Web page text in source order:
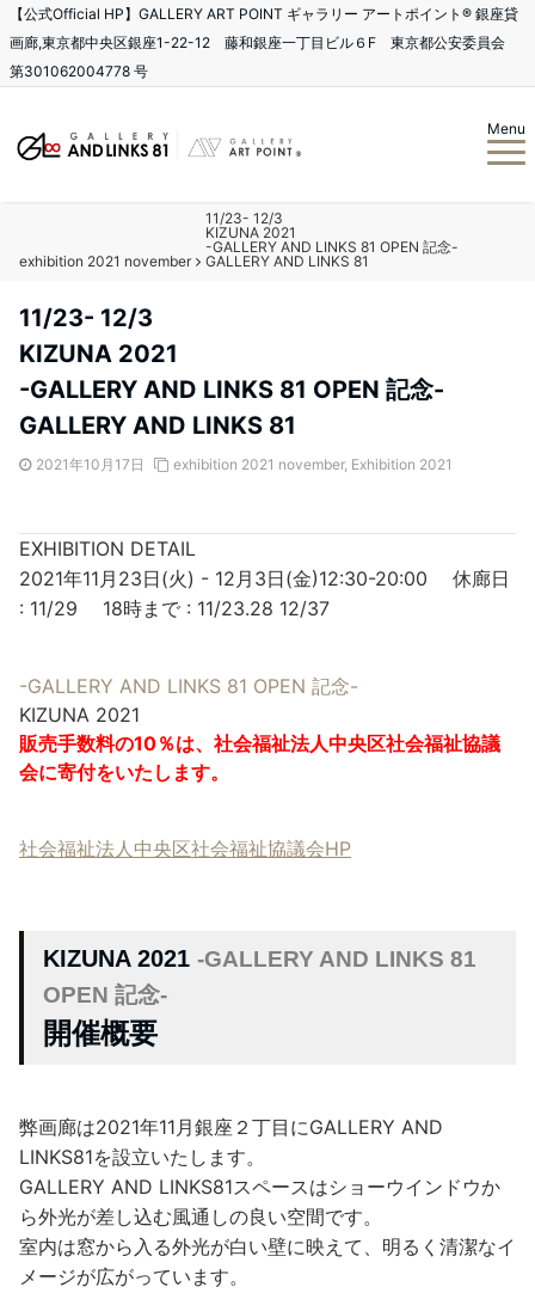
【公式Official HP】GALLERY ART POINT ギャラリー アートポイント®️ 銀座貸
画廊,東京都中央区銀座1-22-12 藤和銀座一丁目ビル６F 東京都公安委員会
第301062004778 号
Menu
exhibition 2021 november
11/23- 12/3
KIZUNA 2021
-GALLERY AND LINKS 81 OPEN 記念-
GALLERY AND LINKS 81
11/23- 12/3
KIZUNA 2021
-GALLERY AND LINKS 81 OPEN 記念-
GALLERY AND LINKS 81
2021年10月17日 exhibition 2021 november, Exhibition 2021
EXHIBITION DETAIL
2021年11月23日(火) - 12月3日(金)12:30-20:00 休廊日
: 11/29 18時まで : 11/23.28 12/37
-GALLERY AND LINKS 81 OPEN 記念-
KIZUNA 2021
販売手数料の10％は、社会福祉法人中央区社会福祉協議
会に寄付をいたします。
社会福祉法人中央区社会福祉協議会HP
KIZUNA 2021 -GALLERY AND LINKS 81
OPEN 記念-
開催概要
弊画廊は2021年11月銀座２丁目にGALLERY AND
LINKS81を設立いたします。
GALLERY AND LINKS81スペースはショーウインドウか
ら外光が差し込む風通しの良い空間です。
室内は窓から入る外光が白い壁に映えて、明るく清潔なイ
メージが広がっています。